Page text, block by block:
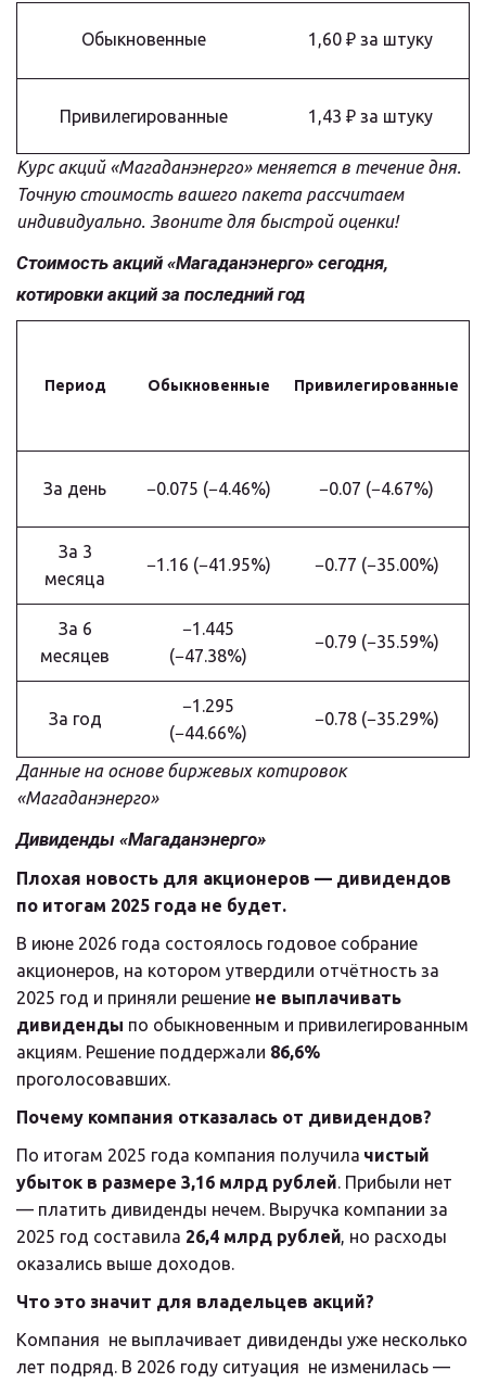
Обыкновенные 1,60 ₽ за штуку
Привилегированные 1,43 ₽ за штуку
Курс акций «Магаданэнерго» меняется в течение дня.
Точную стоимость вашего пакета рассчитаем
индивидуально. Звоните для быстрой оценки!
Стоимость акций «Магаданэнерго» сегодня,
котировки акций за последний год
Период Обыкновенные Привилегированные
За день −0.075 (−4.46%) −0.07 (−4.67%)
За 3
месяца
−1.16 (−41.95%) −0.77 (−35.00%)
За 6
месяцев
−1.445
(−47.38%)
−0.79 (−35.59%)
За год
−1.295
(−44.66%)
−0.78 (−35.29%)
Данные на основе биржевых котировок
«Магаданэнерго»
Дивиденды «Магаданэнерго»
Плохая новость для акционеров — дивидендов
по итогам 2025 года не будет.
В июне 2026 года состоялось годовое собрание
акционеров, на котором утвердили отчётность за
2025 год и приняли решение не выплачивать
дивиденды по обыкновенным и привилегированным
акциям. Решение поддержали 86,6%
проголосовавших.
Почему компания отказалась от дивидендов?
По итогам 2025 года компания получила чистый
убыток в размере 3,16 млрд рублей. Прибыли нет
— платить дивиденды нечем. Выручка компании за
2025 год составила 26,4 млрд рублей, но расходы
оказались выше доходов.
Что это значит для владельцев акций?
Компания  не выплачивает дивиденды уже несколько
лет подряд. В 2026 году ситуация  не изменилась —